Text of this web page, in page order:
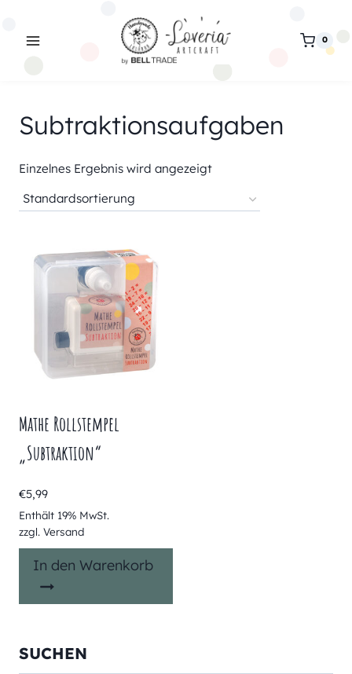
0
Subtraktionsaufgaben
Einzelnes Ergebnis wird angezeigt
Mathe Rollstempel
„Subtraktion“
€5,99
Enthält 19% MwSt.
zzgl. Versand
In den Warenkorb
SUCHEN